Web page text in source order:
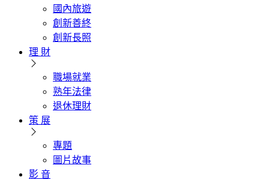
國內旅遊
創新善終
創新長照
理 財
職場就業
熟年法律
退休理財
策 展
專題
圖片故事
影 音